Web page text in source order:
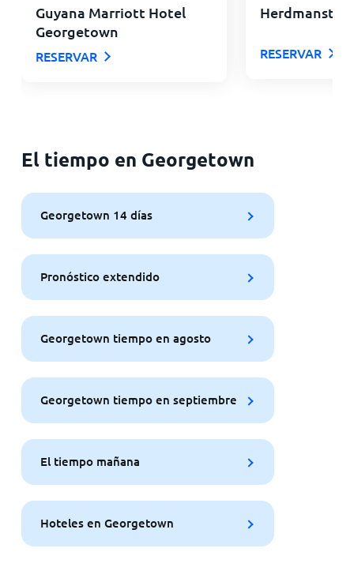
Guyana Marriott Hotel
Georgetown
RESERVAR RESERVAR
El tiempo en Georgetown
Georgetown 14 días
Pronóstico extendido
Georgetown tiempo en agosto
Georgetown tiempo en septiembre
El tiempo mañana
Hoteles en Georgetown